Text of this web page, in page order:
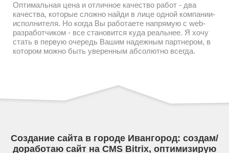
Оптимальная цена и отличное качество работ - два
качества, которые сложно найди в лице одной компании-
исполнителя. Но когда Вы работаете напрямую с web-
разработчиком - все становится куда реальнее. Я хочу
стать в первую очередь Вашим надежным партнером, в
котором можно быть уверенным абсолютно всегда.
Создание сайта в городе Ивангород: создам/
доработаю сайт на CMS Bitrix, оптимизирую